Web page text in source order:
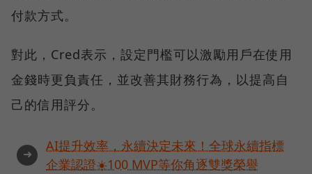
付款方式。
對此，Cred表示，設定門檻可以激勵用戶在使用
金錢時更負責任，並改善其財務行為，以提高自
己的信用評分。
➜
AI提升效率，永續決定未來！全球永續指標
企業認證☀️100 MVP等你角逐雙獎榮譽